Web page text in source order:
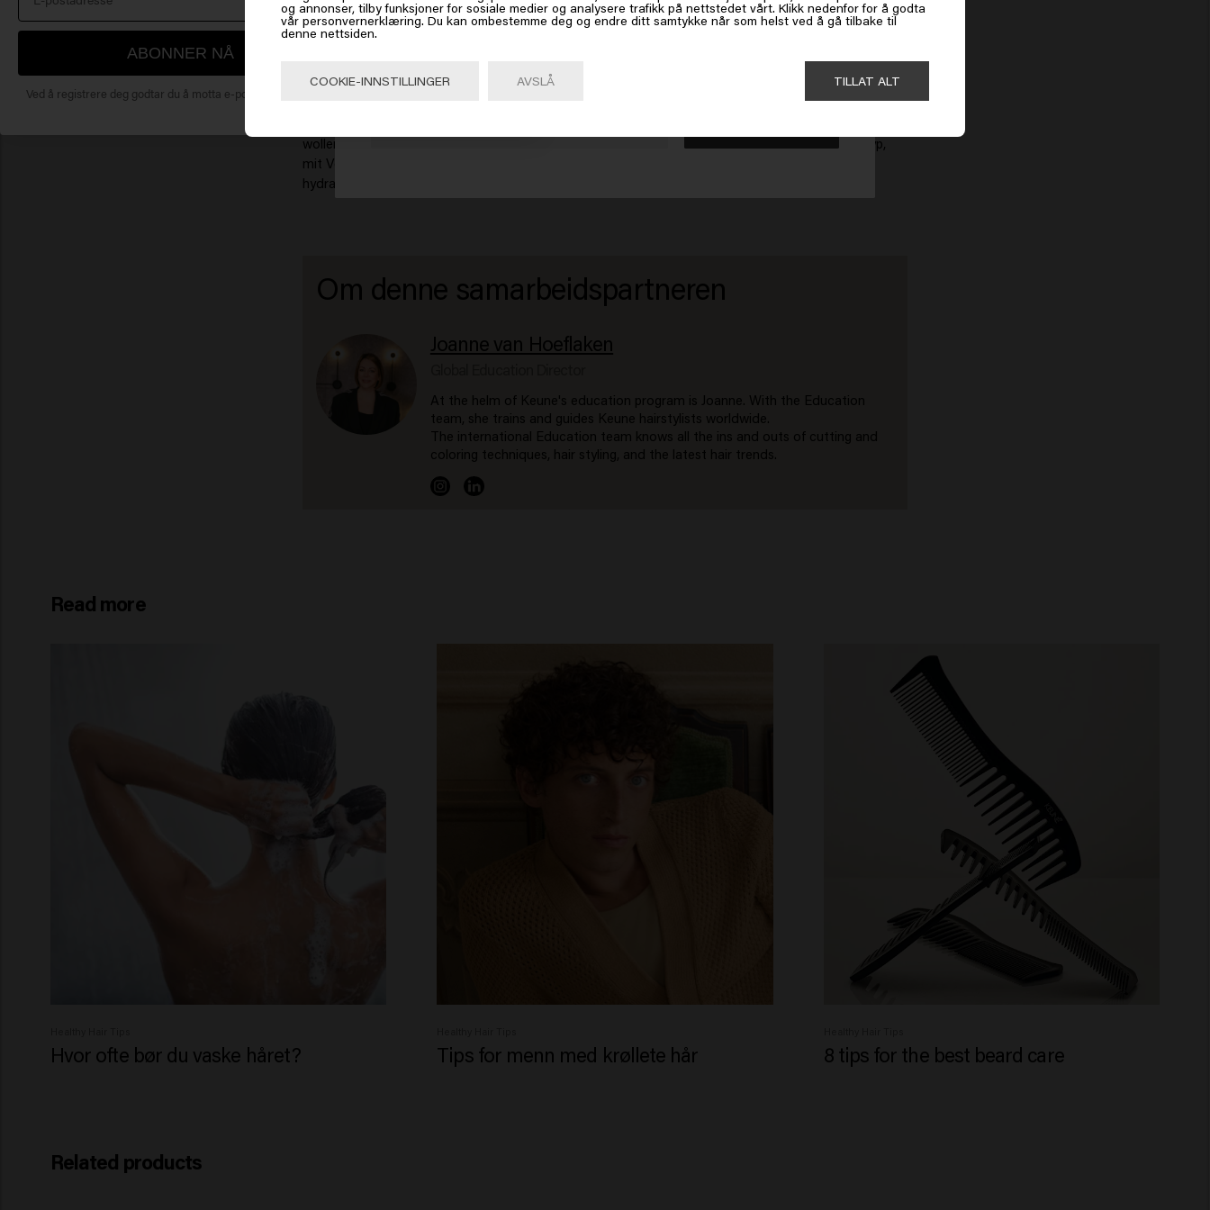
Sie haben schöne Locken und möchten diese optimal pflegen? Dann haben wir die richtigen Produkte
für Sie. Keune hat ein spezielles Sortiment für lockiges Haar entwickelt. Verwenden Sie das Confident
wollen, unerlässlich. Mit hochwertigen Formeln bietet Keune die perfekte Pflege für jeden Haartyp,
mit Vorteilen wie Feuchtigkeitsversorgung, Stärkung und Schutz. Das Ergebnis? Gesundes,
hydratisiertes und glänzendes Haar.
Om denne samarbeidspartneren
Joanne van Hoeflaken
At the helm of Keune's education program is Joanne. With the Education
team, she trains and guides Keune hairstylists worldwide.
The international Education team knows all the ins and outs of cutting and
coloring techniques, hair styling, and the latest hair trends.
Read more
Hvor ofte bør du vaske håret? Tips for menn med krøllete hår 8 tips for the best beard care
Related products
of America
og annonser, tilby funksjoner for sosiale medier og analysere trafikk på nettstedet vårt. Klikk nedenfor for å godta
vår personvernerklæring. Du kan ombestemme deg og endre ditt samtykke når som helst ved å gå tilbake til
denne nettsiden.
TILLAT ALT
COOKIE-INNSTILLINGER AVSLÅ
ABONNER NÅ
Ved å registrere deg godtar du å motta e-postmarkedsføring.